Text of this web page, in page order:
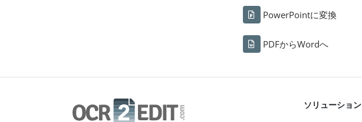
PowerPointに変換
PDFからWordへ
ソリューション